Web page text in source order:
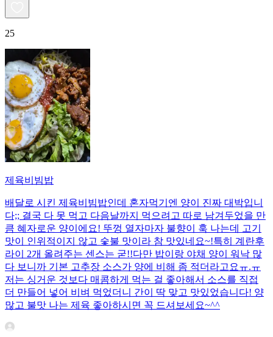
25
제육비빔밥
배달로 시킨 제육비빔밥인데 혼자먹기엔 양이 진짜 대박입니
다;; 결국 다 못 먹고 다음날까지 먹으려고 따로 남겨두었을 만
큼 혜자로운 양이에요! 뚜껑 열자마자 불향이 훅 나는데 고기
맛이 인위적이지 않고 숯불 맛이라 참 맛있네요~!특히 계란후
라이 2개 올려주는 센스는 굳!! ​다만 밥이랑 야채 양이 워낙 많
다 보니까 기본 고추장 소스가 양에 비해 좀 적더라고요ㅠ.ㅠ
저는 싱거운 것보다 매콤하게 먹는 걸 좋아해서 소스를 직접
더 만들어 넣어 비벼 먹었더니 간이 딱 맞고 맛있었습니다! 양
많고 불맛 나는 제육 좋아하시면 꼭 드셔보세요~^^